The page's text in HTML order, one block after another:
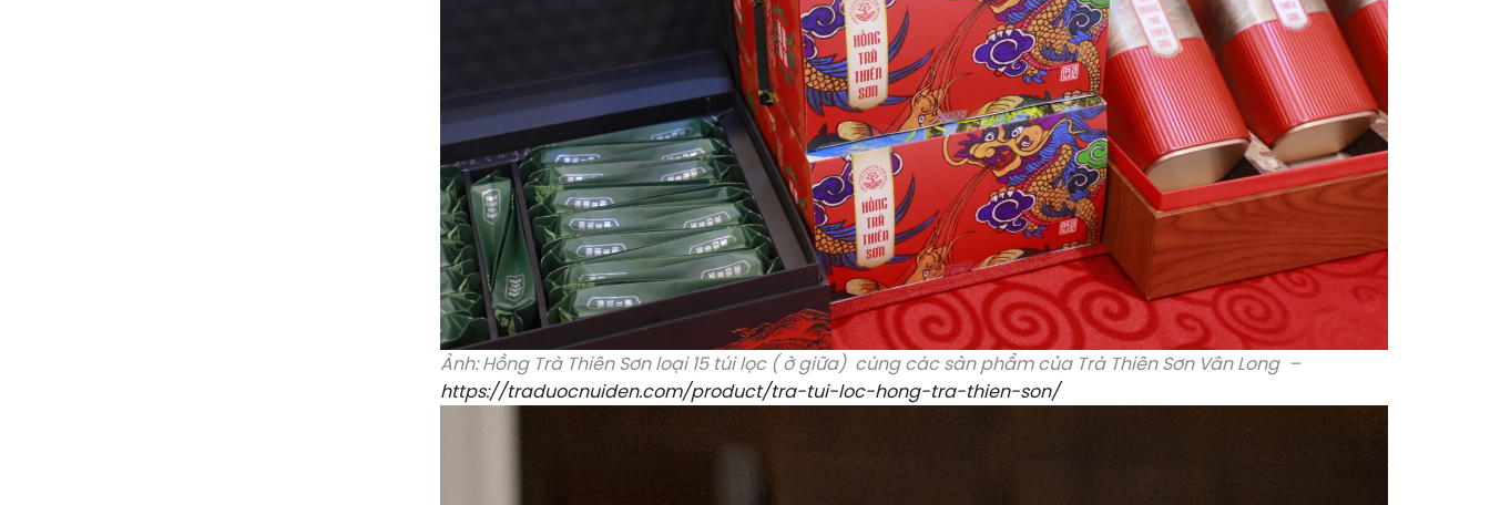
Ảnh: Hồng Trà Thiên Sơn loại 15 túi lọc ( ở giữa) cùng các sản phẩm của Trà Thiên Sơn Vân Long –
https://traduocnuiden.com/product/tra-tui-loc-hong-tra-thien-son/